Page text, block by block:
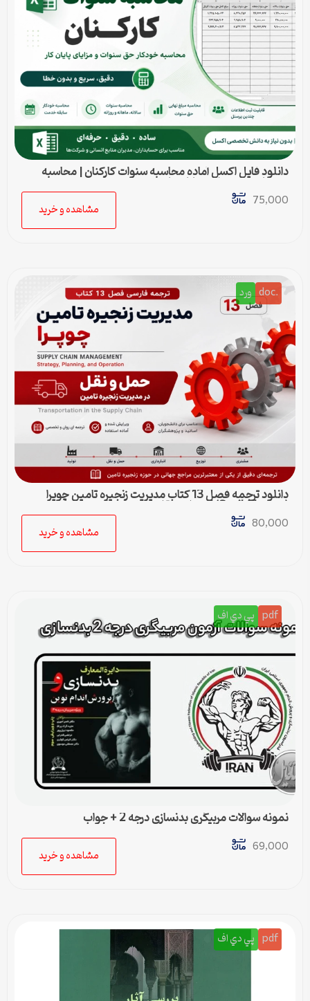
دانلود فایل اکسل آماده محاسبه سنوات کارکنان | محاسبه
خودکار حق سنوات و پایان کار
75,000
مشاهده و خرید
.doc ورد
دانلود ترجمه فصل 13 کتاب مدیریت زنجیره تامین چوپرا
(Sunil Chopra) | حمل و نقل در زنجیره تامین
80,000
مشاهده و خرید
pdf پي دي اف
نمونه سوالات مربیگری بدنسازی درجه 2 + جواب
69,000
مشاهده و خرید
pdf پي دي اف